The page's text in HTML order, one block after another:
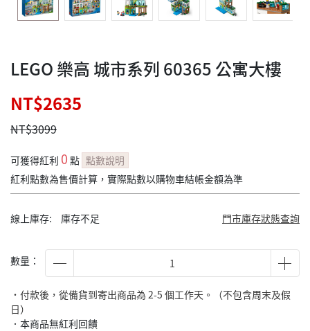
LEGO 樂高 城市系列 60365 公寓大樓
NT$2635
NT$3099
可獲得紅利 0 點 點數說明
紅利點數為售價計算，實際點數以購物車結帳金額為準
線上庫存: 庫存不足 門市庫存狀態查詢
數量：
˙付款後，從備貨到寄出商品為 2-5 個工作天。（不包含周末及假
日）
．本商品無紅利回饋